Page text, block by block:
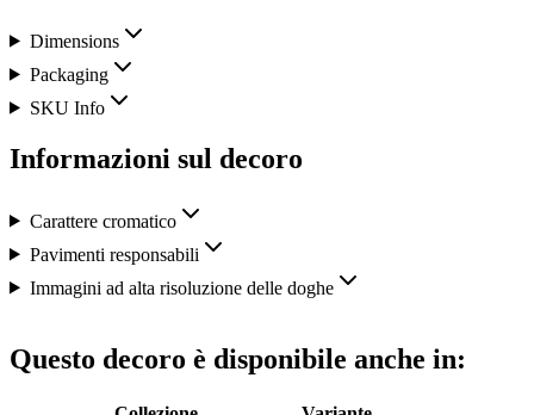
Dimensions
Packaging
SKU Info
Informazioni sul decoro
Carattere cromatico
Pavimenti responsabili
Immagini ad alta risoluzione delle doghe
Questo decoro è disponibile anche in: